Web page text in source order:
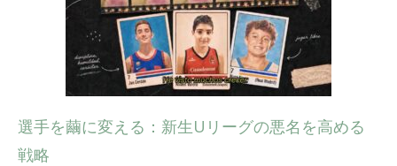
選手を繭に変える：新生Uリーグの悪名を高める
戦略